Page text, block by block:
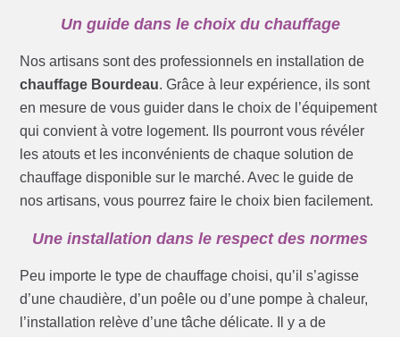
Un guide dans le choix du chauffage
Nos artisans sont des professionnels en installation de
chauffage Bourdeau. Grâce à leur expérience, ils sont
en mesure de vous guider dans le choix de l’équipement
qui convient à votre logement. Ils pourront vous révéler
les atouts et les inconvénients de chaque solution de
chauffage disponible sur le marché. Avec le guide de
nos artisans, vous pourrez faire le choix bien facilement.
Une installation dans le respect des normes
Peu importe le type de chauffage choisi, qu’il s’agisse
d’une chaudière, d’un poêle ou d’une pompe à chaleur,
l’installation relève d’une tâche délicate. Il y a de